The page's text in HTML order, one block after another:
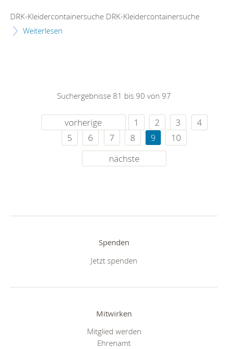
DRK-Kleidercontainersuche DRK-Kleidercontainersuche
Weiterlesen
Suchergebnisse 81 bis 90 von 97
vorherige 1 2 3
4
5
6 7 8 9
10
nächste
Spenden
Jetzt spenden
Mitwirken
Mitglied werden
Ehrenamt